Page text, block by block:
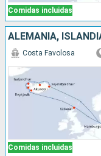
Comidas incluidas
ALEMANIA,
Comidas incluidas
Costa Favolosa